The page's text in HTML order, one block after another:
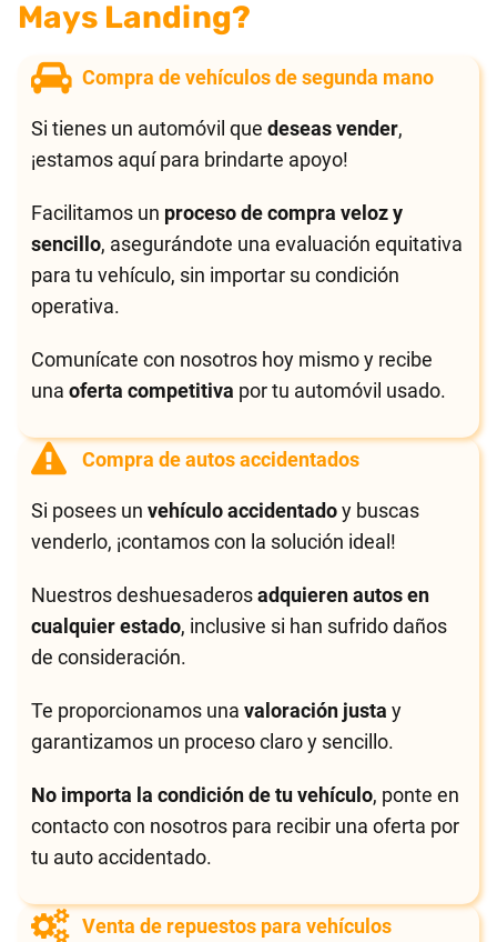
Mays Landing?
Compra de vehículos de segunda mano
Si tienes un automóvil quedeseas vender,
¡estamos aquí para brindarte apoyo!
Facilitamos un proceso de compra veloz y
sencillo, asegurándote una evaluación equitativa
para tu vehículo, sin importar su condición
operativa.
Comunícate con nosotros hoy mismo y recibe
unaoferta competitiva por tu automóvil usado.
Compra de autos accidentados
Si posees unvehículo accidentadoy buscas
venderlo, ¡contamos con la solución ideal!
Nuestros deshuesaderosadquieren autos en
cualquier estado, inclusive si han sufrido daños
de consideración.
Te proporcionamos unavaloración justa y
garantizamos un proceso claro y sencillo.
No importa la condición de tu vehículo, ponte en
contacto con nosotros para recibir una oferta por
tu auto accidentado.
Venta de repuestos para vehículos